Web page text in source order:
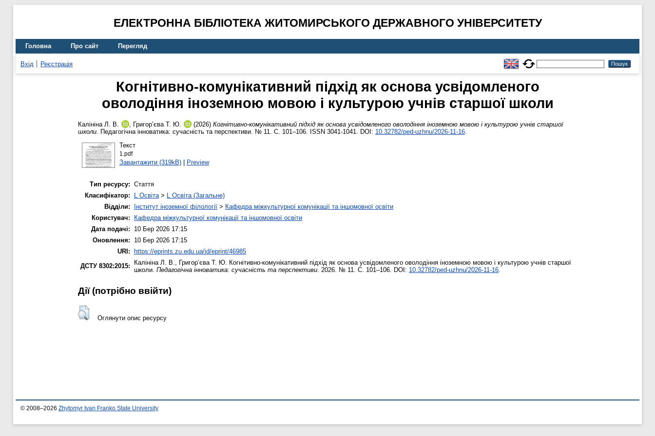
ЕЛЕКТРОННА БІБЛІОТЕКА ЖИТОМИРСЬКОГО ДЕРЖАВНОГО УНІВЕРСИТЕТУ
Головна Про сайт Перегляд
Вхід Реєстрація
Когнітивно-комунікативний підхід як основа усвідомленого
оволодіння іноземною мовою і культурою учнів старшої школи
Калініна Л. В. , Григор’єва Т. Ю. (2026) Когнітивно-комунікативний підхід як основа усвідомленого оволодіння іноземною мовою і культурою учнів старшої
школи. Педагогічна інноватика: сучасність та перспективи. № 11. С. 101–106. ISSN 3041-1041. DOI: 10.32782/ped-uzhnu/2026-11-16.
Текст
1.pdf
Завантажити (319kB)| Preview
Тип ресурсу: Стаття
Класифікатор:
L Освіта> L Освіта (Загальне)
Відділи:
Інститут іноземної філології > Кафедра міжкультурної комунікації та іншомовної освіти
Користувач:
Кафедра міжкультурної комунікації та іншомовної освіти
Дата подачі:
10 Бер 2026 17:15
Оновлення:
10 Бер 2026 17:15
URI:
https://eprints.zu.edu.ua/id/eprint/46985
ДСТУ 8302:2015:
Калініна Л. В., Григор’єва Т. Ю. Когнітивно-комунікативний підхід як основа усвідомленого оволодіння іноземною мовою і культурою учнів старшої
школи. Педагогічна інноватика: сучасність та перспективи. 2026. № 11. С. 101–106. DOI: 10.32782/ped-uzhnu/2026-11-16.
Дії ​​(потрібно ввійти)
Оглянути опис ресурсу
© 2008–2026 Zhytomyr Ivan Franko State University